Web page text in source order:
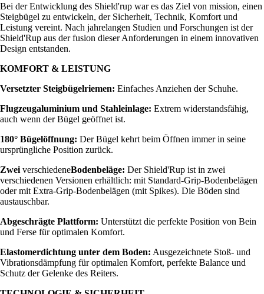
Bei der Entwicklung des Shield'rup war es das Ziel von mission, einen
Steigbügel zu entwickeln, der Sicherheit, Technik, Komfort und
Leistung vereint. Nach jahrelangen Studien und Forschungen ist der
Shield'Rup aus der fusion dieser Anforderungen in einem innovativen
Design entstanden.
KOMFORT & LEISTUNG
Versetzter Steigbügelriemen: Einfaches Anziehen der Schuhe.
Flugzeugaluminium und Stahleinlage: Extrem widerstandsfähig,
auch wenn der Bügel geöffnet ist.
180° Bügelöffnung: Der Bügel kehrt beim Öffnen immer in seine
ursprüngliche Position zurück.
Zwei verschiedeneBodenbeläge: Der Shield'Rup ist in zwei
verschiedenen Versionen erhältlich: mit Standard-Grip-Bodenbelägen
oder mit Extra-Grip-Bodenbelägen (mit Spikes). Die Böden sind
austauschbar.
Abgeschrägte Plattform: Unterstützt die perfekte Position von Bein
und Ferse für optimalen Komfort.
Elastomerdichtung unter dem Boden: Ausgezeichnete Stoß- und
Vibrationsdämpfung für optimalen Komfort, perfekte Balance und
Schutz der Gelenke des Reiters.